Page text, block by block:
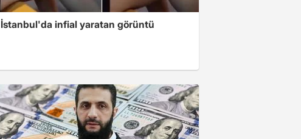
İstanbul'da infial yaratan görüntü